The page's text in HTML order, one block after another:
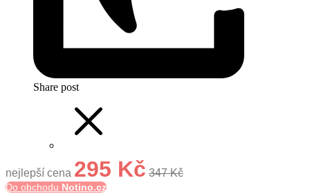
Share post
nejlepší cena 295 Kč 347 Kč
Do obchodu Notino.cz